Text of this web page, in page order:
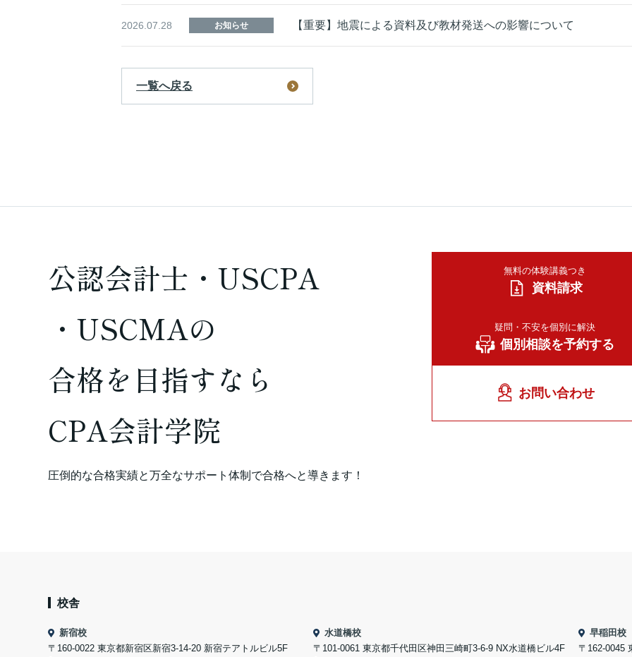
2026.07.28 お知らせ 【重要】地震による資料及び教材発送への影響について
一覧へ戻る
公認会計士・USCPA
・USCMAの
合格を 目指すなら
CPA会計学院
圧倒的な合格実績と万全なサポート体制で合格へと導きます！
無料の体験講義つき
資料請求
疑問・不安を個別に解決
個別相談を予約する
お問い合わせ
校舎
新宿校
〒160-0022 東京都新宿区新宿3-14-20 新宿テアトルビル5F
水道橋校
〒101-0061 東京都千代田区神田三崎町3-6-9 NX水道橋ビル4F
早稲田校
〒162-0045